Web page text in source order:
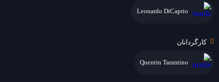
Leonardo DiCaprio
کارگردانان
Quentin Tarantino